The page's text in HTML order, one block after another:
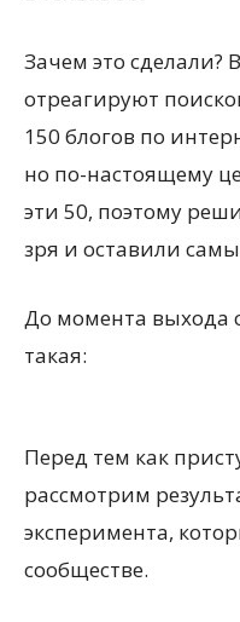
Зачем это сделали?
отреагируют
150 блогов по
но по-настоящему
эти 50, поэтому
зря и оставили
До момента выхода
такая:
Перед тем как
рассмотрим
эксперимента,
сообществе.